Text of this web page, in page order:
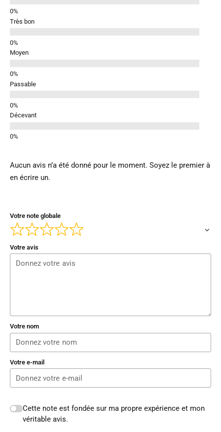
Très bon
Moyen
Passable
Décevant
Aucun avis n’a été donné pour le moment. Soyez le premier à
en écrire un.
Votre note globale
Votre avis
Votre nom
Votre e-mail
Cette note est fondée sur ma propre expérience et mon
véritable avis.